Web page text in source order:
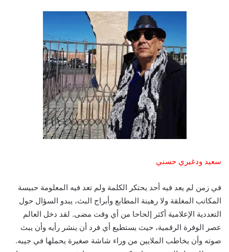
سعيد ودغيري حسني
في زمن لم يعد فيه أحد يحتكر الكلمة ولم تعد فيه المعلومة حبيسة
المكاتب المغلقة ولا رهينة المطابع وأبراج البث، يبدو السؤال حول
التعددية الإعلامية أكثر إلحاحا من أي وقت مضى. لقد دخل العالم
عصر الوفرة الرقمية، حيث يستطيع أي فرد أن ينشر رأيه وأن يبث
صوته وأن يخاطب الملايين من وراء شاشة صغيرة يحملها في جيبه.